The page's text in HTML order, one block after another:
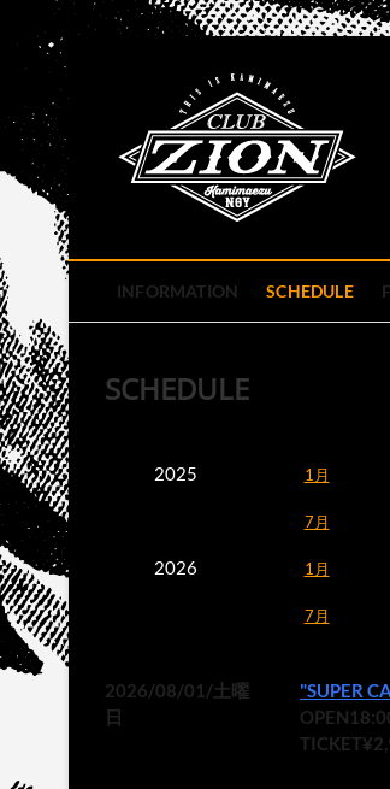
content
INFORMATION SCHEDULE
SCHEDULE
2025 1月
7月
2026 1月
7月
2026/08/01/土曜
日
"SUPER